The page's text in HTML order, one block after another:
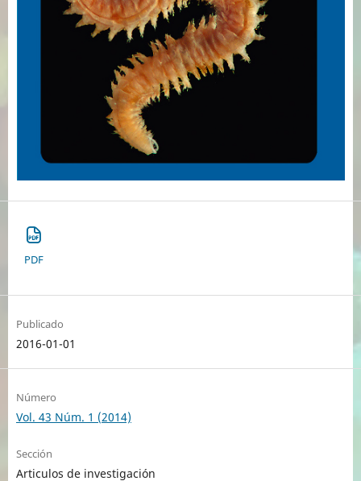
PDF
Publicado
2016-01-01
Número
Vol. 43 Núm. 1 (2014)
Sección
Articulos de investigación